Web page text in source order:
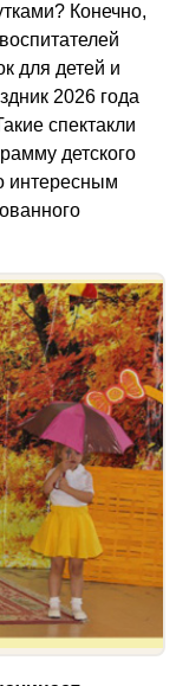
Конечно,
для детей и
2026 года
спектакли
детского
интересным